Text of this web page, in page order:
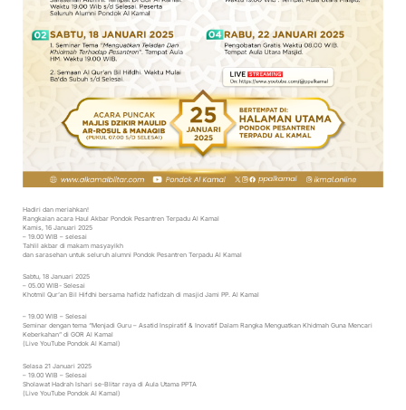
Hadiri dan meriahkan!
Rangkaian acara Haul Akbar Pondok Pesantren Terpadu Al Kamal
Kamis, 16 Januari 2025
– 19.00 WIB – selesai
Tahlil akbar di makam masyayikh
dan sarasehan untuk seluruh alumni Pondok Pesantren Terpadu Al Kamal
Sabtu, 18 Januari 2025
– 05.00 WIB- Selesai
Khotmil Qur’an Bil Hifdhi bersama hafidz hafidzah di masjid Jami PP. Al Kamal
– 19.00 WIB – Selesai
Seminar dengan tema “Menjadi Guru – Asatid Inspiratif & Inovatif Dalam Rangka Menguatkan Khidmah Guna Mencari
Keberkahan” di GOR Al Kamal
(Live YouTube Pondok Al Kamal)
Selasa 21 Januari 2025
– 19.00 WIB – Selesai
Sholawat Hadrah Ishari se-Blitar raya di Aula Utama PPTA
(Live YouTube Pondok Al Kamal)